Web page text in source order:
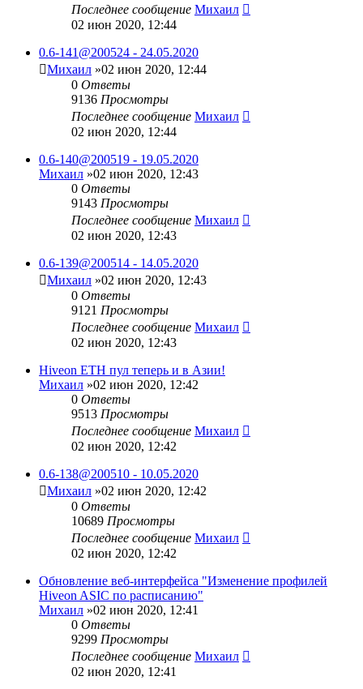
Последнее сообщение Михаил
02 июн 2020, 12:44
0.6-141@200524 - 24.05.2020
Михаил »02 июн 2020, 12:44
0 Ответы
9136 Просмотры
Последнее сообщение Михаил
02 июн 2020, 12:44
0.6-140@200519 - 19.05.2020
Михаил »02 июн 2020, 12:43
0 Ответы
9143 Просмотры
Последнее сообщение Михаил
02 июн 2020, 12:43
0.6-139@200514 - 14.05.2020
Михаил »02 июн 2020, 12:43
0 Ответы
9121 Просмотры
Последнее сообщение Михаил
02 июн 2020, 12:43
Hiveon ETH пул теперь и в Азии!
Михаил »02 июн 2020, 12:42
0 Ответы
9513 Просмотры
Последнее сообщение Михаил
02 июн 2020, 12:42
0.6-138@200510 - 10.05.2020
Михаил »02 июн 2020, 12:42
0 Ответы
10689 Просмотры
Последнее сообщение Михаил
02 июн 2020, 12:42
Обновление веб-интерфейса "Изменение профилей
Hiveon ASIC по расписанию"
Михаил »02 июн 2020, 12:41
0 Ответы
9299 Просмотры
Последнее сообщение Михаил
02 июн 2020, 12:41